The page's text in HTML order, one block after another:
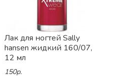
Лак для ногтей Sally
hansen жидкий 160/07,
12 мл
150р.